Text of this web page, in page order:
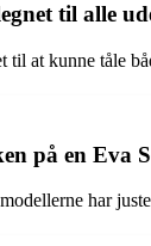
til alle
til at kunne tåle
på en Eva
har